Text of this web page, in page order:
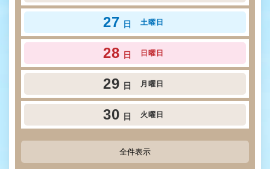
27 日 土曜日
28 日 日曜日
29 日 月曜日
30 日 火曜日
全件表示